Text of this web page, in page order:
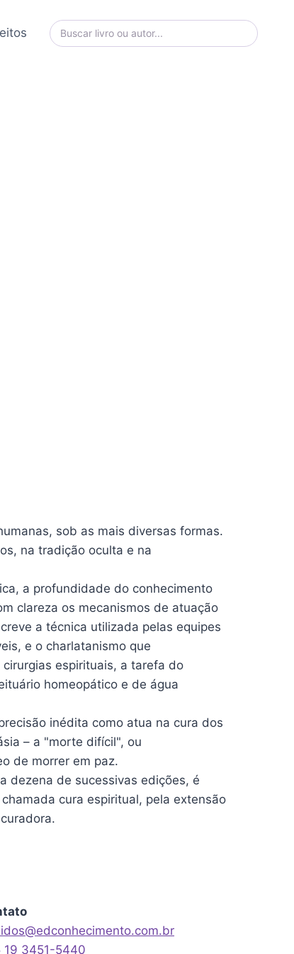
sob as mais diversas formas.
na tradição oculta e na
a profundidade do conhecimento
clareza os mecanismos de atuação
a técnica utilizada pelas equipes
e o charlatanismo que
espirituais, a tarefa do
homeopático e de água
inédita como atua na cura dos
– a "morte difícil", ou
de morrer em paz.
dezena de sucessivas edições, é
cura espiritual, pela extensão
19 3451-5440